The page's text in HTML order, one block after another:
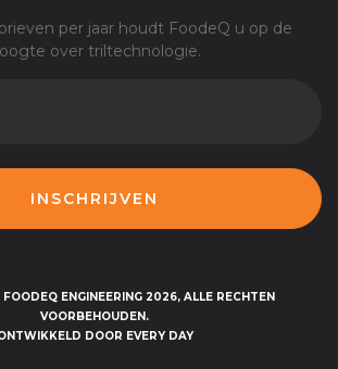
per jaar houdt FoodeQ u op de
over triltechnologie.
ENGINEERING 2026, ALLE RECHTEN
VOORBEHOUDEN.
DOOR EVERY DAY